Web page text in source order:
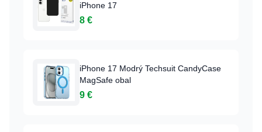
iPhone 17
8 €
iPhone 17 Modrý Techsuit CandyCase
MagSafe obal
9 €